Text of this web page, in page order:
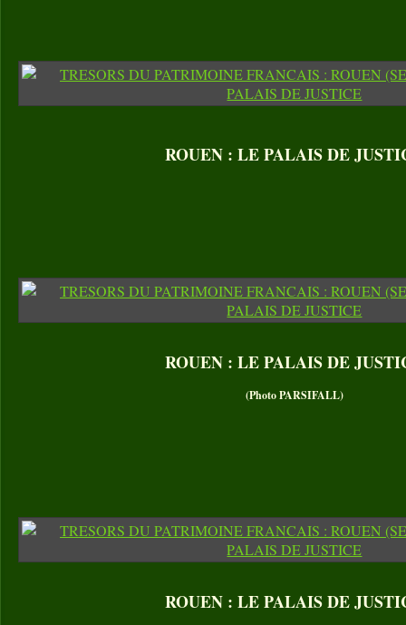
ROUEN : LE PALAIS DE
ROUEN : LE PALAIS DE
(Photo PARSIFALL)
ROUEN : LE PALAIS DE